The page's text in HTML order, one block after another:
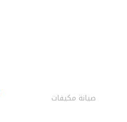
صيانة مكيفات